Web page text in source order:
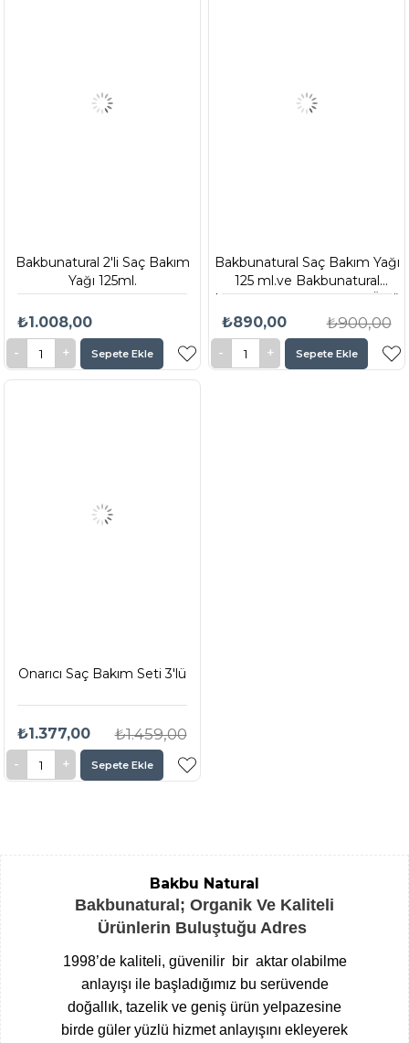
Bakbunatural 2'li Saç Bakım
Yağı 125ml.
₺1.008,00
Sepete Ekle
Bakbunatural Saç Bakım Yağı
125 ml.ve Bakbunatural
Kırmızı Yosunlu Ginseng Özlü
Şampuan 440 ml.
₺890,00 ₺900,00
Sepete Ekle
Onarıcı Saç Bakım Seti 3'lü
₺1.377,00 ₺1.459,00
Sepete Ekle
Bakbu Natural
Bakbunatural; Organik Ve Kaliteli
Ürünlerin Buluştuğu Adres
1998’de kaliteli, güvenilir bir aktar olabilme
anlayışı ile başladığımız bu serüvende
doğallık, tazelik ve geniş ürün yelpazesine
birde güler yüzlü hizmet anlayışını ekleyerek